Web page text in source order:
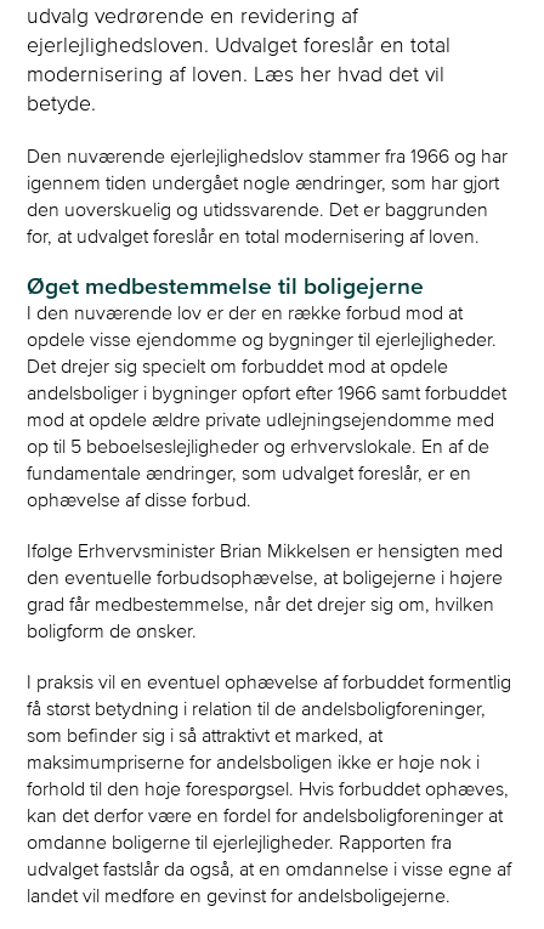
udvalg vedrørende en revidering af
ejerlejlighedsloven. Udvalget foreslår en total
modernisering af loven. Læs her hvad det vil
betyde.
Den nuværende ejerlejlighedslov stammer fra 1966 og har
igennem tiden undergået nogle ændringer, som har gjort
den uoverskuelig og utidssvarende. Det er baggrunden
for, at udvalget foreslår en total modernisering af loven.
Øget medbestemmelse til boligejerne
I den nuværende lov er der en række forbud mod at
opdele visse ejendomme og bygninger til ejerlejligheder.
Det drejer sig specielt om forbuddet mod at opdele
andelsboliger i bygninger opført efter 1966 samt forbuddet
mod at opdele ældre private udlejningsejendomme med
op til 5 beboelseslejligheder og erhvervslokale. En af de
fundamentale ændringer, som udvalget foreslår, er en
ophævelse af disse forbud.
Ifølge Erhvervsminister Brian Mikkelsen er hensigten med
den eventuelle forbudsophævelse, at boligejerne i højere
grad får medbestemmelse, når det drejer sig om, hvilken
boligform de ønsker.
I praksis vil en eventuel ophævelse af forbuddet formentlig
få størst betydning i relation til de andelsboligforeninger,
som befinder sig i så attraktivt et marked, at
maksimumpriserne for andelsboligen ikke er høje nok i
forhold til den høje forespørgsel. Hvis forbuddet ophæves,
kan det derfor være en fordel for andelsboligforeninger at
omdanne boligerne til ejerlejligheder. Rapporten fra
udvalget fastslår da også, at en omdannelse i visse egne af
landet vil medføre en gevinst for andelsboligejerne.